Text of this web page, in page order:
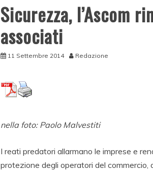
Sicurezza, l’Ascom
associati
11 Settembre 2014 Redazione
nella foto: Paolo Malvestiti
I reati predatori allarmano le imprese e
protezione degli operatori del commercio,